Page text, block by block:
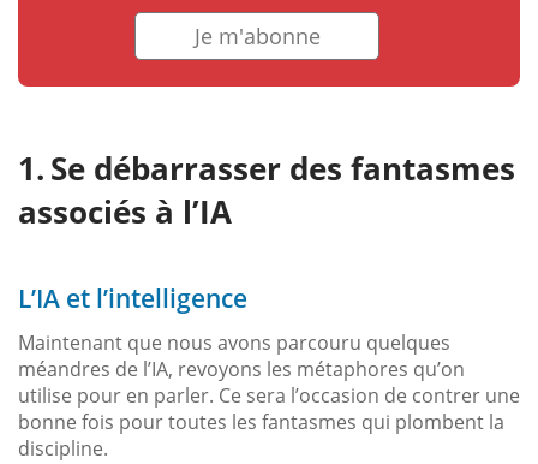
Je m'abonne
Se débarrasser des fantasmes
associés à l’IA
L’IA et l’intelligence
Maintenant que nous avons parcouru quelques
méandres de l’IA, revoyons les métaphores qu’on
utilise pour en parler. Ce sera l’occasion de contrer une
bonne fois pour toutes les fantasmes qui plombent la
discipline.